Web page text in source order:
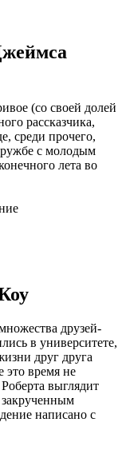
(со своей долей
рассказчика,
среди прочего,
с молодым
лета во
друзей-
в университете,
друг друга
это время не
выглядит
написано с